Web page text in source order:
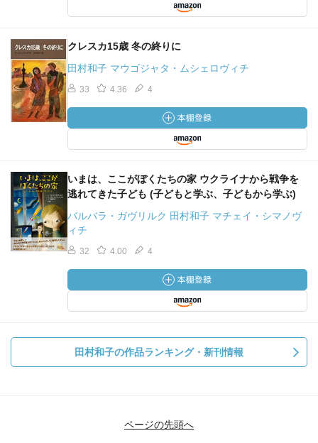
クレスカ15歳 冬の終りに
田村和子 マウゴジャタ・ムシェロヴィチ
33 4.36 4
いまは、ここがぼくたちの家 ウクライナから戦争を
逃れてきた子ども (子どもと学ぶ、子どもから学ぶ)
バルバラ・ガヴリルク 田村和子 マチェイ・シマノヴ
ィチ
32 4.00 4
田村和子の作品ランキング・新刊情報
ページの先頭へ